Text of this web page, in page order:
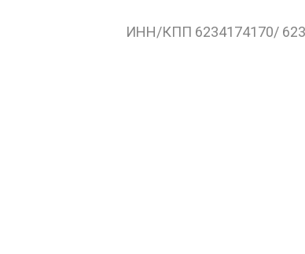
ИНН/КПП 6234174170/